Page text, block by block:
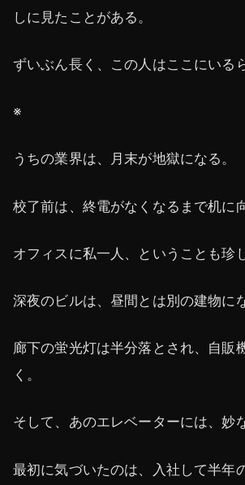
しに見たことがある。
ずいぶん長く、この人はここにいる
※
うちの業界は、月末が地獄になる。
校了前は、終電がなくなるまで机に
オフィスに私一人、ということも珍
深夜のビルは、昼間とは別の建物に
廊下の蛍光灯は半分落とされ、自販
く。
そして、あのエレベーターには、妙
最初に気づいたのは、入社して半年